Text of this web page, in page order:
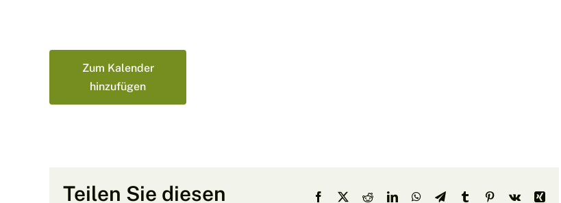
Zum Kalender
hinzufügen
Teilen Sie diesen
Facebook RedditLinkedInWhatsApp
TelegramTumblr Pinterest
Vk
Xing